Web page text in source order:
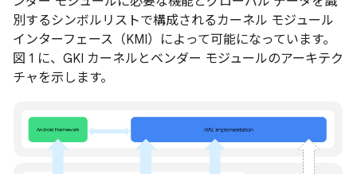
別するシンボルリストで構成されるカーネル モジュール
インターフェース（KMI）によって可能になっています。
図 1 に、GKI カーネルとベンダー モジュールのアーキテク
チャを示します。